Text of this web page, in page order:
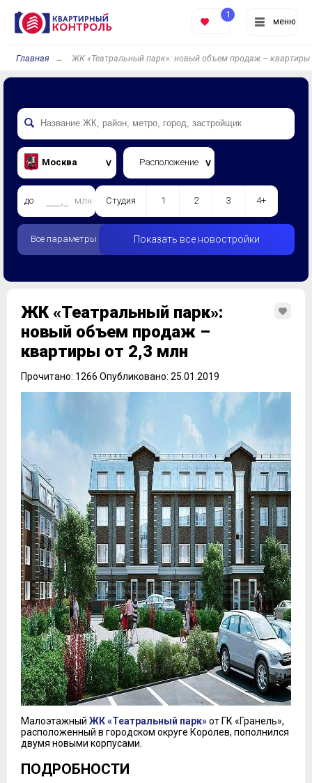
меню
1
Главная ЖК «Театральный парк»: новый объем продаж – квартиры
Москва Расположение
до млн. Студия 1 2 3 4+
Все параметры Показать все новостройки
ЖК «Театральный парк»:
новый объем продаж –
квартиры от 2,3 млн
Прочитано: 1266 Опубликовано: 25.01.2019
Малоэтажный ЖК «Театральный парк»от ГК «Гранель»,
расположенный в городском округе Королев, пополнился
двумя новыми корпусами.
ПОДРОБНОСТИ